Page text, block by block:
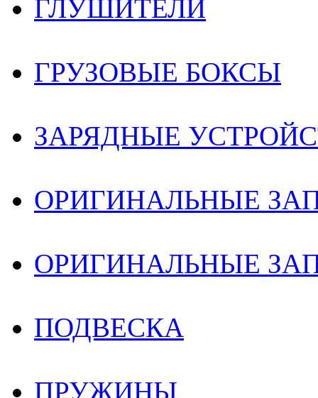
ГЛУШИТЕЛИ
ГРУЗОВЫЕ БОКСЫ
ЗАРЯДНЫЕ
ОРИГИНАЛЬНЫЕ
ОРИГИНАЛЬНЫЕ
ПОДВЕСКА
ПРУЖИНЫ